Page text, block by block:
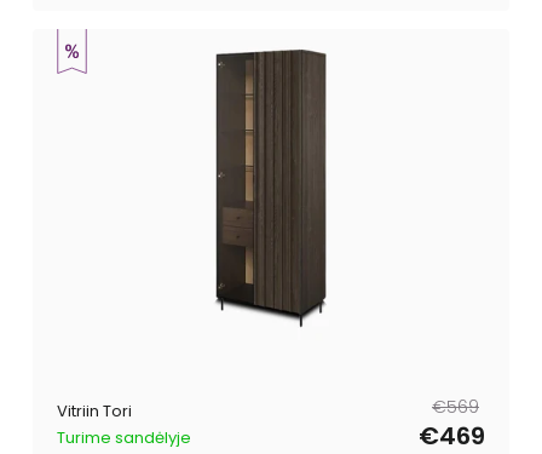
Vitriin Tori
Turime sandėlyje
Tavahind
€569
Müügihind
€469